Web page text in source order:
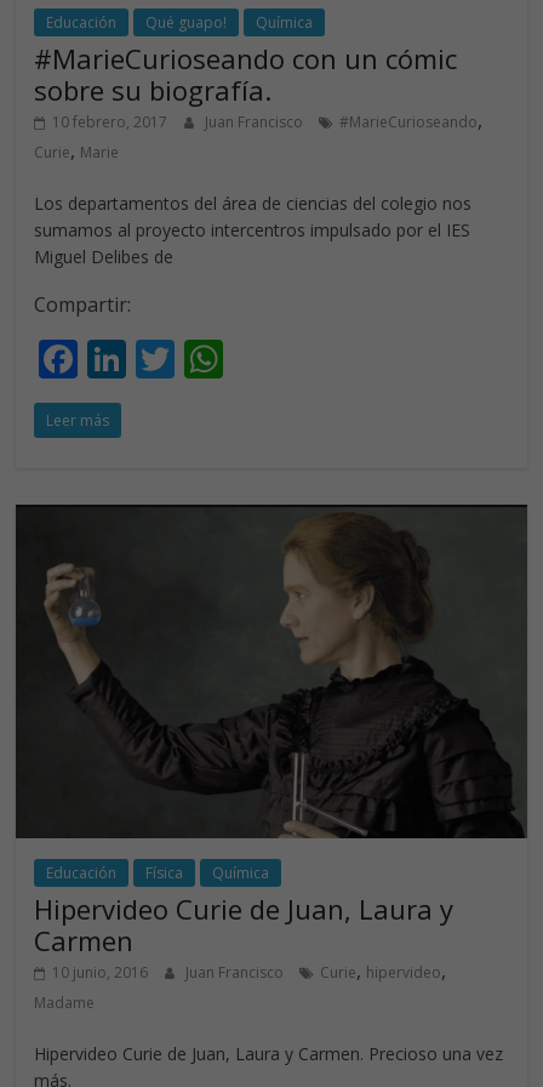
Educación Qué guapo! Química
#MarieCurioseando con un cómic
sobre su biografía.
10 febrero, 2017 Juan Francisco #MarieCurioseando,
Curie, Marie
Los departamentos del área de ciencias del colegio nos
sumamos al proyecto intercentros impulsado por el IES
Miguel Delibes de
Compartir:
F
ac
e
o
k
Li
dI
T
A
Leer más
Educación Física Química
Hipervideo Curie de Juan, Laura y
Carmen
10 junio, 2016 Juan Francisco Curie, hipervideo,
Madame
Hipervideo Curie de Juan, Laura y Carmen. Precioso una vez
más.